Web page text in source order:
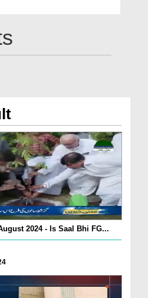
2024 - Is Saal Bhi FG...